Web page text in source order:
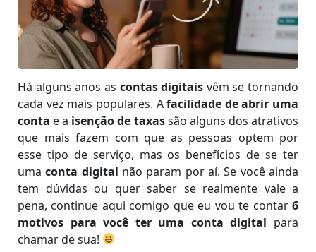
Há alguns anos as contas digitais vêm se tornando
cada vez mais populares. Afacilidade de abrir uma
conta e a isenção de taxassão alguns dos atrativos
que mais fazem com que as pessoas optem por
esse tipo de serviço, mas os benefícios de se ter
umaconta digital não param por aí. Se você ainda
tem dúvidas ou quer saber se realmente vale a
pena, continue aqui comigo que eu vou te contar 6
motivos para você ter uma conta digital para
chamar de sua!